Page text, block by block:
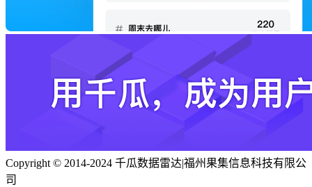
Copyright © 2014-2024 千瓜数据雷达|福州果集信息科技有限公
司